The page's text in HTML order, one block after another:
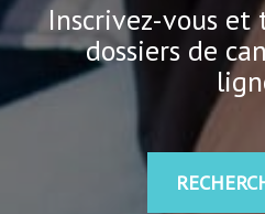
Inscrivez-vous et
dossiers de